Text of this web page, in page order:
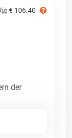
€ 106.40
der